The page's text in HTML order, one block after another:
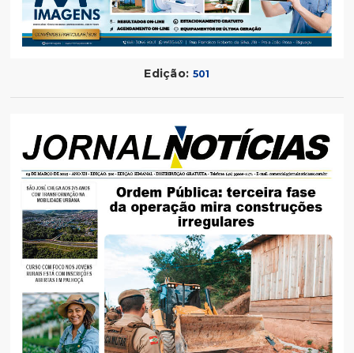
Edição: 501